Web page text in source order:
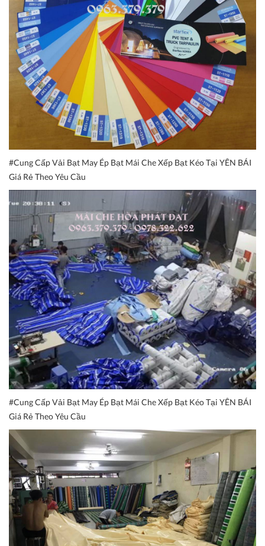
#Cung Cấp Vải Bạt May Ép Bạt Mái Che Xếp Bạt Kéo Tại YÊN BÁI
Giá Rẻ Theo Yêu Cầu
#Cung Cấp Vải Bạt May Ép Bạt Mái Che Xếp Bạt Kéo Tại YÊN BÁI
Giá Rẻ Theo Yêu Cầu